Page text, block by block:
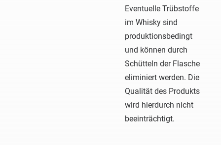
Eventuelle Trübstoffe
im Whisky sind
produktionsbedingt
und können durch
Schütteln der Flasche
eliminiert werden. Die
Qualität des Produkts
wird hierdurch nicht
beeinträchtigt.